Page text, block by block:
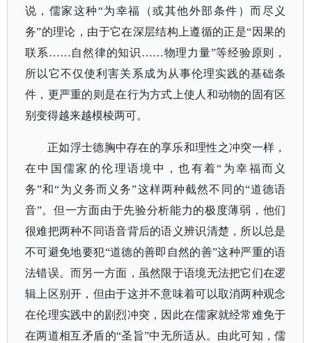
说，儒家这种“为幸福（或其他外部条件）而尽义
务”的理论，由于它在深层结构上遵循的正是“因果的
联系……自然律的知识……物理力量”等经验原则，
所以它不仅使利害关系成为从事伦理实践的基础条
件，更严重的则是在行为方式上使人和动物的固有区
别变得越来越模棱两可。
正如浮士德胸中存在的享乐和理性之冲突一样，
在中国儒家的伦理语境中，也有着“为幸福而义
务”和“为义务而义务”这样两种截然不同的“道德语
音”。但一方面由于先验分析能力的极度薄弱，他们
很难把两种不同语音背后的语义辨识清楚，所以总是
不可避免地要犯“道德的善即自然的善”这种严重的语
法错误。而另一方面，虽然限于语境无法把它们在逻
辑上区别开，但由于这并不意味着可以取消两种观念
在伦理实践中的剧烈冲突，因此在儒家就经常难免于
在两道相互矛盾的“圣旨”中无所适从。由此可知，儒